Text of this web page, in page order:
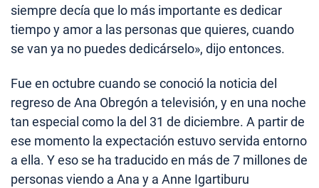
siempre decía que lo más importante es dedicar
tiempo y amor a las personas que quieres, cuando
se van ya no puedes dedicárselo», dijo entonces.
Fue en octubre cuando se conoció la noticia del
regreso de Ana Obregón a televisión, y en una noche
tan especial como la del 31 de diciembre. A partir de
ese momento la expectación estuvo servida entorno
a ella. Y eso se ha traducido en más de 7 millones de
personas viendo a Ana y a Anne Igartiburu